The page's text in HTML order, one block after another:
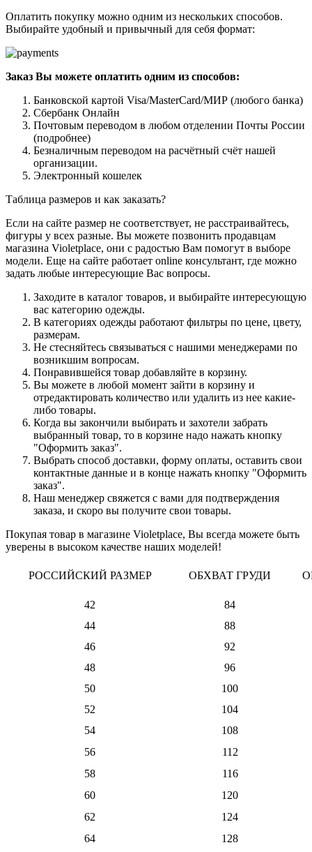
Оплатить покупку можно одним из нескольких способов.
Выбирайте удобный и привычный для себя формат:
Заказ Вы можете оплатить одним из способов:
Банковской картой Visa/MasterCard/МИР (любого банка)
Сбербанк Онлайн
Почтовым переводом в любом отделении Почты России
(подробнее)
Безналичным переводом на расчётный счёт нашей
организации.
Электронный кошелек
Таблица размеров и как заказать?
Если на сайте размер не соответствует, не расстраивайтесь,
фигуры у всех разные. Вы можете позвонить продавцам
магазина Violetplace, они с радостью Вам помогут в выборе
модели. Еще на сайте работает online консультант, где можно
задать любые интересующие Вас вопросы.
Заходите в каталог товаров, и выбирайте интересующую
вас категорию одежды.
В категориях одежды работают фильтры по цене, цвету,
размерам.
Не стесняйтесь связываться с нашими менеджерами по
возникшим вопросам.
Понравившейся товар добавляйте в корзину.
Вы можете в любой момент зайти в корзину и
отредактировать количество или удалить из нее какие-
либо товары.
Когда вы закончили выбирать и захотели забрать
выбранный товар, то в корзине надо нажать кнопку
"Оформить заказ".
Выбрать способ доставки, форму оплаты, оставить свои
контактные данные и в конце нажать кнопку "Оформить
заказ".
Наш менеджер свяжется с вами для подтверждения
заказа, и скоро вы получите свои товары.
Покупая товар в магазине Violetplace, Вы всегда можете быть
уверены в высоком качестве наших моделей!
РОССИЙСКИЙ РАЗМЕР ОБХВАТ ГРУДИ
42
84
44
88
46
92
48
96
50
100
52
104
54
108
56
112
58
116
60
120
62
124
64
128